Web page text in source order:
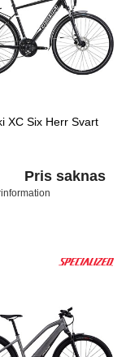
XC Six Herr Svart
Pris saknas